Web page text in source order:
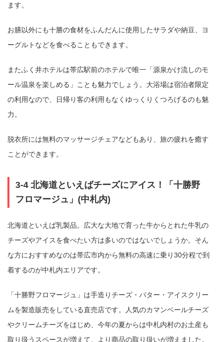
ます。
お膳以外にも十勝の食材をふんだんに使用したサラダや納豆、ヨ
ーグルトなどを食べることもできます。
またふく井ホテルは帯広駅前のホテルで唯一「源泉かけ流しのモ
ール温泉を楽しめる」ことも魅力でしょう。大浴場は宿泊者限定
の利用なので、日帰り客の利用もなくゆっくりくつろげるのも魅
力。
脱衣所には無料のマッサージチェアなどもあり、旅の疲れを癒す
ことができます。
3-4 北海道といえばチーズにアイス！「十勝野
フロマージュ」(中札内)
北海道といえば乳製品。広大な大地で育った牛からとれた牛乳の
チーズやアイスを食べたい方は多いのではないでしょうか。そん
な方におすすめなのは帯広市内から無料の高速に乗り30分程で到
着するのが中札内エリアです。
「十勝野フロマージュ」は手造りチーズ・バター・アイスクリー
ムを製造販売をしている直売店です。人気のカマンベールチーズ
やクリームチーズをはじめ、今年の夏からは中札内村のお土産も
取り扱うスペースが増えて、より商品の取り扱いが増えました。